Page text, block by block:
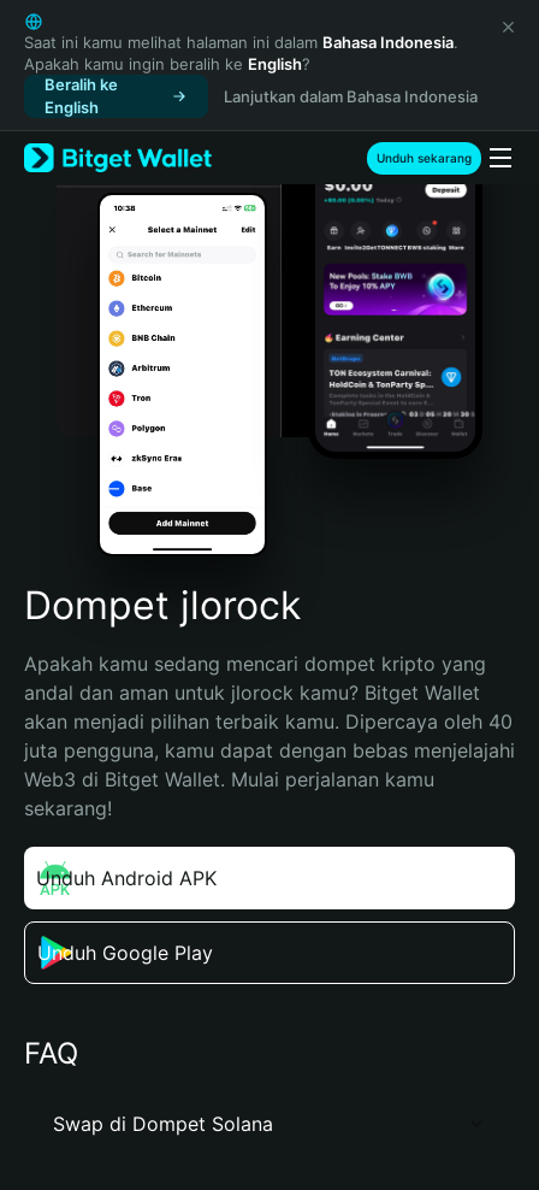
English
日本語
Tiếng Việt
Русский
Español (Latinoamérica)
Türkçe
Italiano
Português (Portugal)
Bahasa Indonesia
Português (Brasil)
Español (Argentina)
Saat ini kamu melihat halaman ini dalam Bahasa Indonesia.
Apakah kamu ingin beralih ke English?
Beralih ke
English
Lanjutkan dalam Bahasa Indonesia
Unduh sekarang
Dompet jlorock
Apakah kamu sedang mencari dompet kripto yang
andal dan aman untuk jlorock kamu? Bitget Wallet
akan menjadi pilihan terbaik kamu. Dipercaya oleh 40
juta pengguna, kamu dapat dengan bebas menjelajahi
Web3 di Bitget Wallet. Mulai perjalanan kamu
sekarang!
Unduh Android APK
Unduh Google Play
FAQ
Swap di Dompet Solana